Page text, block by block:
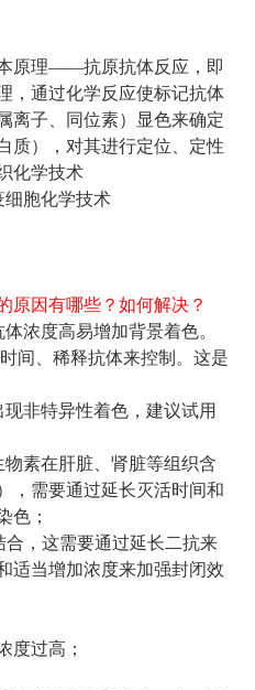
原理——抗原抗体反应，即
，通过化学反应使标记抗体
离子、同位素）显色来确定
质），对其进行定位、定性
化学技术
细胞化学技术
原因有哪些？如何解决？
浓度高易增加背景着色。
间、稀释抗体来控制。这是
非特异性着色，建议试用
素在肝脏、肾脏等组织含
，需要通过延长灭活时间和
色；
，这需要通过延长二抗来
适当增加浓度来加强封闭效
度过高；